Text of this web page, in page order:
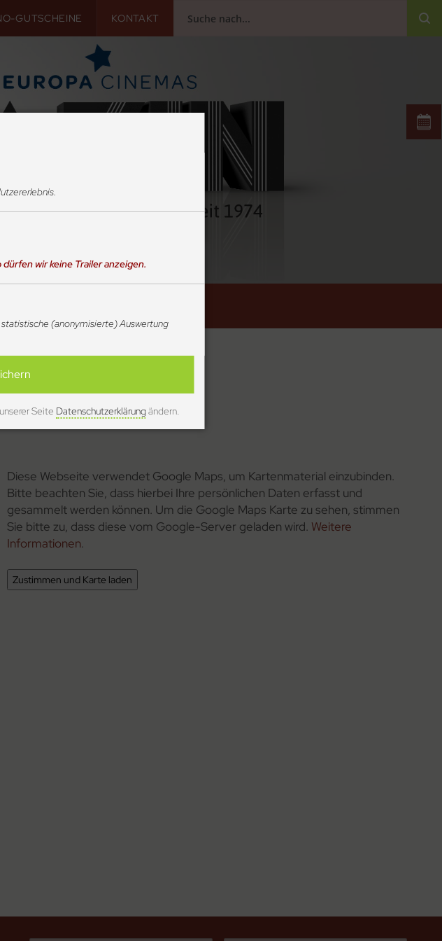
GUTSCHEINE KONTAKT
MAGAZIN-Filmkunsttheater
Fiefstücken 8a
22299 Hamburg
Diese Webseite verwendet Google Maps, um Kartenmaterial einzubinden.
Bitte beachten Sie, dass hierbei Ihre persönlichen Daten erfasst und
gesammelt werden können. Um die Google Maps Karte zu sehen, stimmen
Sie bitte zu, dass diese vom Google-Server geladen wird. Weitere
Informationen.
Zustimmen und Karte laden
wir keine Trailer anzeigen.
(anonymisierte) Auswertung
Seite Datenschutzerklärung ändern.